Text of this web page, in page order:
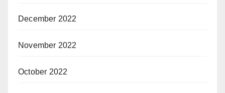
December 2022
November 2022
October 2022